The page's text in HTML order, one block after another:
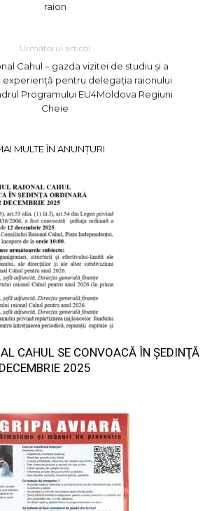
raion
Următorul articol
Cahul – gazda vizitei de studiu și a
experiență pentru delegația raionului
Programului EU4Moldova Regiuni
Cheie
MULTE ÎN ANUNȚURI
CAHUL SE CONVOACĂ ÎN ŞEDINŢĂ
2025